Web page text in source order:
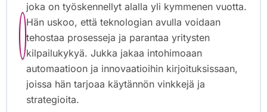
joka on työskennellyt alalla yli kymmenen vuotta.
Hän uskoo, että teknologian avulla voidaan
tehostaa prosesseja ja parantaa yritysten
kilpailukykyä. Jukka jakaa intohimoaan
automaatioon ja innovaatioihin kirjoituksissaan,
joissa hän tarjoaa käytännön vinkkejä ja
strategioita.